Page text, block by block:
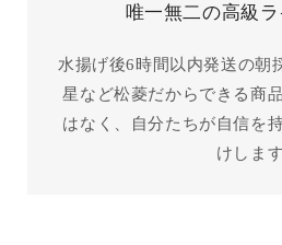
唯一無二の高級
水揚げ後6時間以内発送の朝
星など松菱だからできる商
はなく、自分たちが自信を
けします